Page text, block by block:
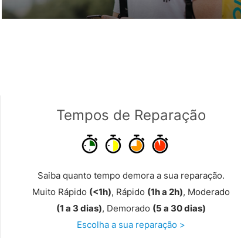
Tempos de Reparação
Saiba quanto tempo demora a sua reparação.
Muito Rápido (<1h), Rápido (1h a 2h), Moderado
(1 a 3 dias), Demorado (5 a 30 dias)
Escolha a sua reparação >